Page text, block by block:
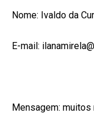
Nome: Ivaldo da
E-mail:
Mensagem: